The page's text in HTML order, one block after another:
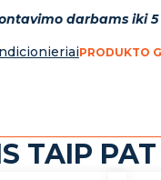
darbams iki
PRODUKTO
TAIP